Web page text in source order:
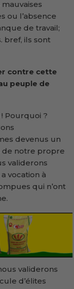
ou l’absence
de travail;
bref, ils sont
contre cette
peuple de
Pourquoi ?
devenus un
de notre propre
validerons
vocation à
qui n’ont
validerons
d’élites